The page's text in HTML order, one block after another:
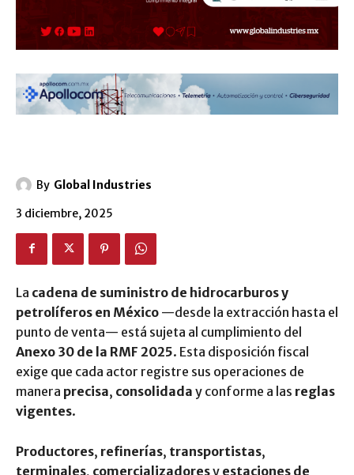
By Global Industries
3 diciembre, 2025
La cadena de suministro de hidrocarburos y
petrolíferos en México —desde la extracción hasta el
punto de venta— está sujeta al cumplimiento del
Anexo 30 de la RMF 2025. Esta disposición fiscal
exige que cada actor registre sus operaciones de
manera precisa, consolidada y conforme a las reglas
vigentes.
Productores, refinerías, transportistas,
terminales, comercializadoresy estaciones de